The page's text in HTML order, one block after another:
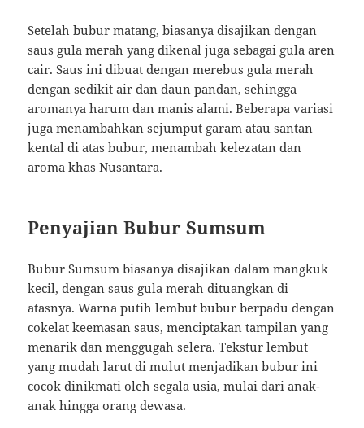
Setelah bubur matang, biasanya disajikan dengan
saus gula merah yang dikenal juga sebagai gula aren
cair. Saus ini dibuat dengan merebus gula merah
dengan sedikit air dan daun pandan, sehingga
aromanya harum dan manis alami. Beberapa variasi
juga menambahkan sejumput garam atau santan
kental di atas bubur, menambah kelezatan dan
aroma khas Nusantara.
Penyajian Bubur Sumsum
Bubur Sumsum biasanya disajikan dalam mangkuk
kecil, dengan saus gula merah dituangkan di
atasnya. Warna putih lembut bubur berpadu dengan
cokelat keemasan saus, menciptakan tampilan yang
menarik dan menggugah selera. Tekstur lembut
yang mudah larut di mulut menjadikan bubur ini
cocok dinikmati oleh segala usia, mulai dari anak-
anak hingga orang dewasa.